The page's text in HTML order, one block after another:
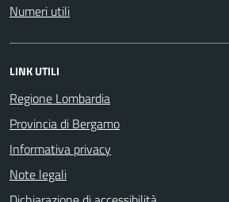
Numeri utili
LINK UTILI
Regione Lombardia
Provincia di Bergamo
Informativa privacy
Note legali